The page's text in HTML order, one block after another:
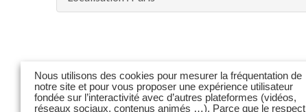
Nous utilisons des cookies pour mesurer la fréquentation de
notre site et pour vous proposer une expérience utilisateur
fondée sur l’interactivité avec d’autres plateformes (vidéos,
réseaux sociaux, contenus animés …). Parce que le respect